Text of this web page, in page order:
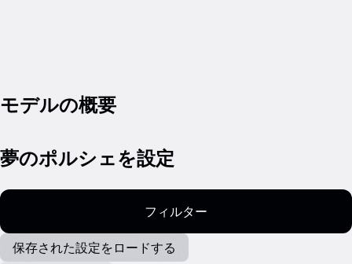
モデルの概要
夢のポルシェを設定
フィルター
保存された設定をロードする